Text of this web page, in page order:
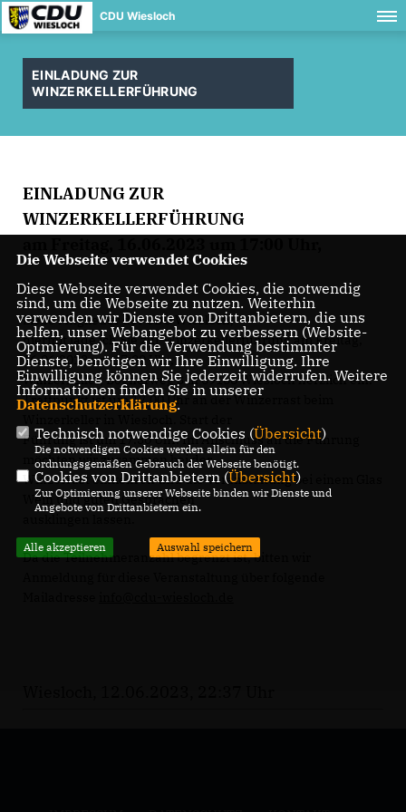
CDU Wiesloch
EINLADUNG ZUR
WINZERKELLERFÜHRUNG
EINLADUNG ZUR
WINZERKELLERFÜHRUNG
Liebe Mitglieder der CDU Wiesloch,
hiermit lade ich Sie zur Winzerkellerführung am Freitag,
16.06.2023 um 17:00 Uhr,
Winzerkeller, Bögnerweg 3 in 69168 Wiesloch herzlich ein.
Treffpunkt ist um 17.00 Uhr an der Winzerrast beim
Führung ist um 17.30 Uhr. Im Anschluss an die Führung
möchten wir zusammen bei der
Winzerrast einkehren und die Veranstaltung bei einem Glas
Wein und guten Gesprächen
Da die Teilnehmeranzahl begrenzt ist, bitten wir
Die Webseite verwendet Cookies
Diese Webseite verwendet Cookies, die notwendig
sind, um die Webseite zu nutzen. Weiterhin
verwenden wir Dienste von Drittanbietern, die uns
helfen, unser Webangebot zu verbessern (Website-
Optmierung). Für die Verwendung bestimmter
Dienste, benötigen wir Ihre Einwilligung. Ihre
Einwilligung können Sie jederzeit widerrufen. Weitere
Informationen finden Sie in unserer
Datenschutzerklärung.
Technisch notwendige Cookies (Übersicht)
Die notwendigen Cookies werden allein für den
ordnungsgemäßen Gebrauch der Webseite benötigt.
Cookies von Drittanbietern (Übersicht)
Zur Optimierung unserer Webseite binden wir Dienste und
Angebote von Drittanbietern ein.
Alle akzeptieren Auswahl speichern